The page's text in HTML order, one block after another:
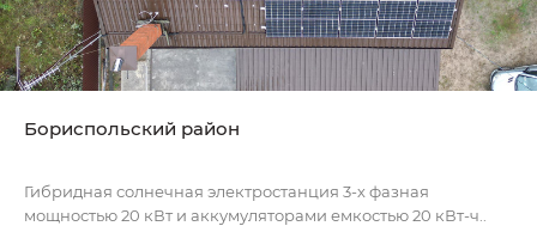
Бориспольский район
Гибридная солнечная электростанция 3-х фазная
мощностью 20 кВт и аккумуляторами емкостью 20 кВт-ч..